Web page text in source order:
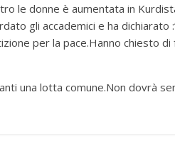
le donne è aumentata in
gli accademici e ha dichiarato
per la pace.Hanno chiesto
una lotta comune.Non dovrà